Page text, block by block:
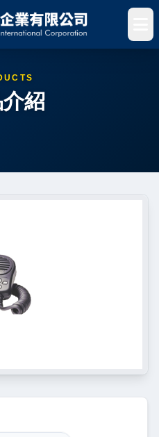
紹